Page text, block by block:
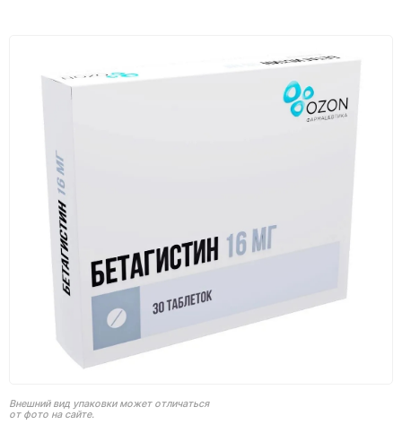
Внешний вид упаковки может отличаться
от фото на сайте.